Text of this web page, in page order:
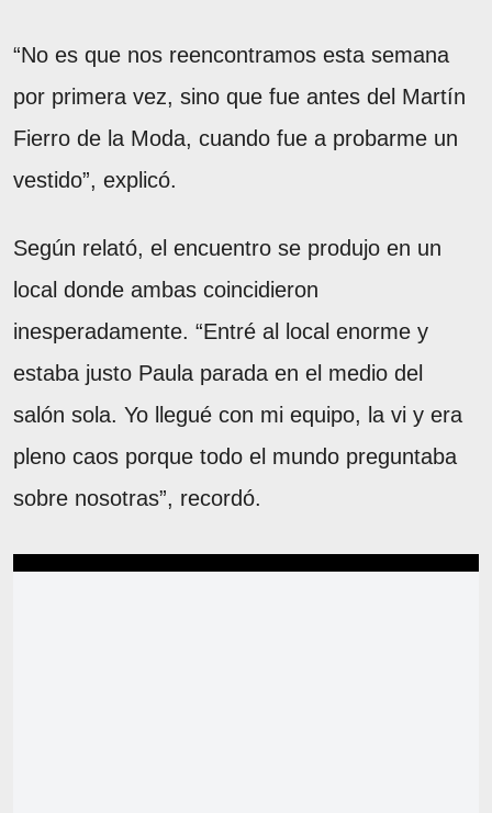
“No es que nos reencontramos esta semana
por primera vez, sino que fue antes del Martín
Fierro de la Moda, cuando fue a probarme un
vestido”, explicó.
Según relató, el encuentro se produjo en un
local donde ambas coincidieron
inesperadamente. “Entré al local enorme y
estaba justo Paula parada en el medio del
salón sola. Yo llegué con mi equipo, la vi y era
pleno caos porque todo el mundo preguntaba
sobre nosotras”, recordó.